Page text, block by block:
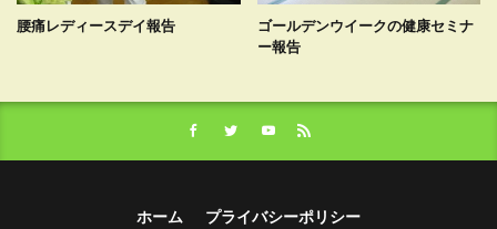
腰痛レディースデイ報告
ゴールデンウイークの健康セミナ
ー報告
ホーム
プライバシーポリシー